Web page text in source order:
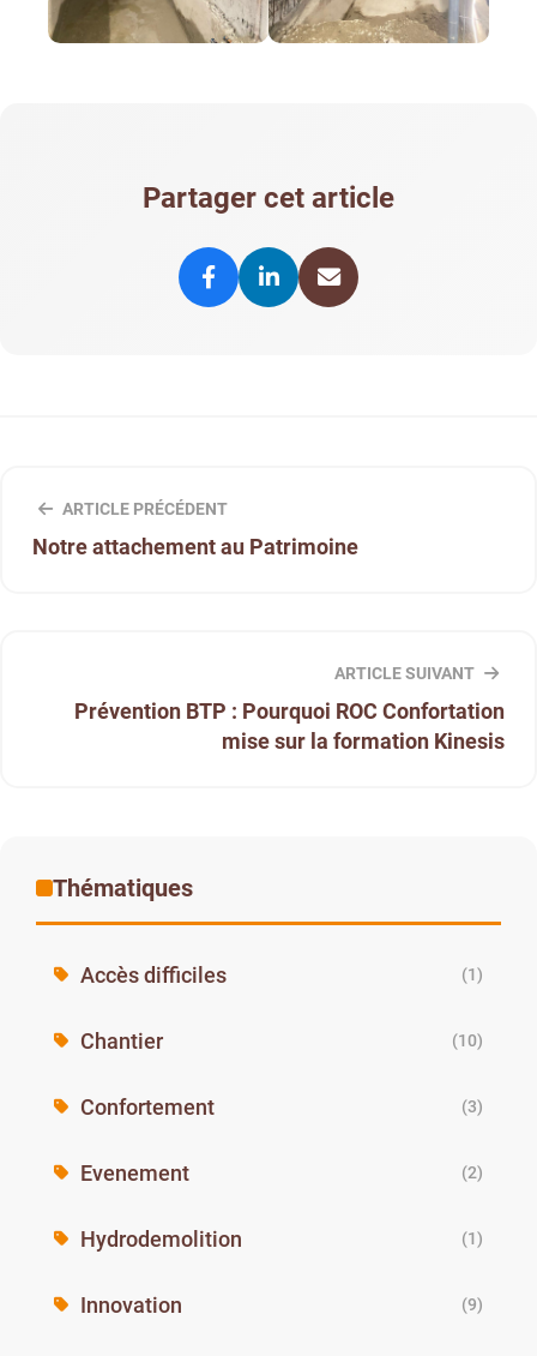
Partager cet article
ARTICLE PRÉCÉDENT
Notre attachement au Patrimoine
ARTICLE SUIVANT
Prévention BTP : Pourquoi ROC Confortation
mise sur la formation Kinesis
Thématiques
Accès difficiles (1)
Chantier (10)
Confortement (3)
Evenement (2)
Hydrodemolition (1)
Innovation (9)